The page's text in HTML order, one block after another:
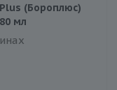
(Бороплюс)
мл